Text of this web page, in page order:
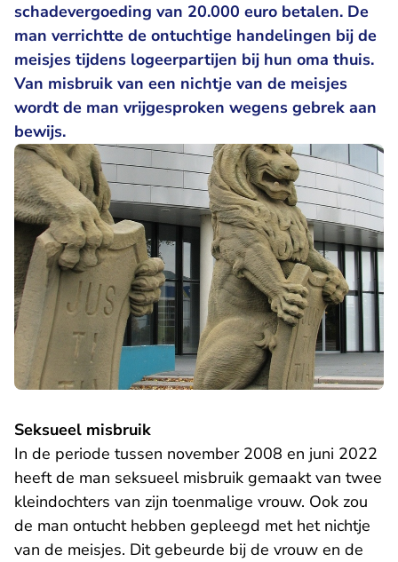
schadevergoeding van 20.000 euro betalen. De
man verrichtte de ontuchtige handelingen bij de
meisjes tijdens logeerpartijen bij hun oma thuis.
Van misbruik van een nichtje van de meisjes
wordt de man vrijgesproken wegens gebrek aan
bewijs.
Seksueel misbruik
In de periode tussen november 2008 en juni 2022
heeft de man seksueel misbruik gemaakt van twee
kleindochters van zijn toenmalige vrouw. Ook zou
de man ontucht hebben gepleegd met het nichtje
van de meisjes. Dit gebeurde bij de vrouw en de